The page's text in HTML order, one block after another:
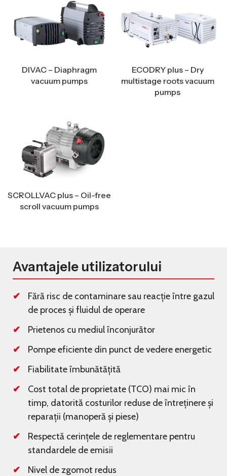
DIVAC – Diaphragm
vacuum pumps
ECODRY plus – Dry
multistage roots vacuum
pumps
SCROLLVAC plus – Oil-free
scroll vacuum pumps
Avantajele utilizatorului
Fără risc de contaminare sau reacție între gazul
de proces și fluidul de operare
Prietenos cu mediul înconjurător
Pompe eficiente din punct de vedere energetic
Fiabilitate îmbunătățită
Cost total de proprietate (TCO) mai mic în
timp, datorită costurilor reduse de întreținere și
reparații (manoperă și piese)
Respectă cerințele de reglementare pentru
standardele de emisii
Nivel de zgomot redus